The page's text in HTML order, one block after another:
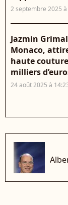
2 septembre 2025 à
Jazmin
Monaco,
haute
milliers
24 août 2025 à